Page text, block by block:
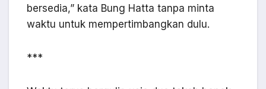
bersedia,” kata Bung Hatta tanpa minta
waktu untuk mempertimbangkan dulu.
***